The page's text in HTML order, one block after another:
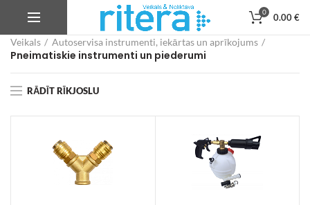
0 0.00€
Veikals Autoservisa instrumenti, iekārtas un aprīkojums
Pneimatiskie instrumenti un piederumi
RĀDĪT RĪKJOSLU